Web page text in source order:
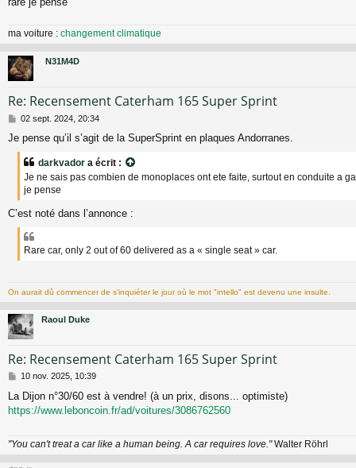
ma voiture : changement climatique
N31M4D
Re: Recensement Caterham 165 Super Sprint
M
s
s
02 sept. 2024, 20:34
Je pense qu’il s’agit de la SuperSprint en plaques Andorranes.
darkvador a écrit :
Je ne sais pas combien de monoplaces ont ete faite, surtout en conduite a
je pense
C’est noté dans l’annonce :
Rare car, only 2 out of 60 delivered as a « single seat » car.
On aurait dû commencer de s’inquiéter le jour où le mot "intello" est devenu une insulte.
Raoul Duke
Re: Recensement Caterham 165 Super Sprint
M
s
s
e
10 nov. 2025, 10:39
La Dijon n°30/60 est à vendre! (à un prix, disons... optimiste)
https://www.leboncoin.fr/ad/voitures/3086762560
"You can't treat a car like a human being. A car requires love."Walter Röhrl